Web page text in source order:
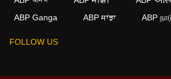
ABP Ganga
ABP ਸਾਂਝਾ ABP
FOLLOW US
traffic, and personalize content. By